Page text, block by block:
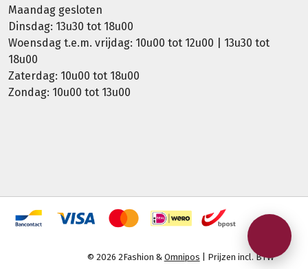
Maandag gesloten
Dinsdag: 13u30 tot 18u00
Woensdag t.e.m. vrijdag: 10u00 tot 12u00 | 13u30 tot
18u00
Zaterdag: 10u00 tot 18u00
Zondag: 10u00 tot 13u00
© 2026 2Fashion & Omnipos | Prijzen incl. BTW